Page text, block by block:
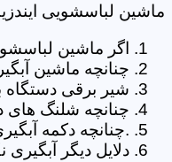
ماشین لباسشویی
اگر ماشین
چنانچه ماشین
شیر برقی دستگاه
چنانچه شلنگ های
.چنانچه دکمه
دلایل دیگر